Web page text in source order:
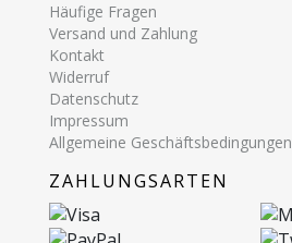
Häufige Fragen
Versand und Zahlung
Kontakt
Widerruf
Datenschutz
Impressum
Allgemeine Geschäftsbedingungen
ZAHLUNGSARTEN